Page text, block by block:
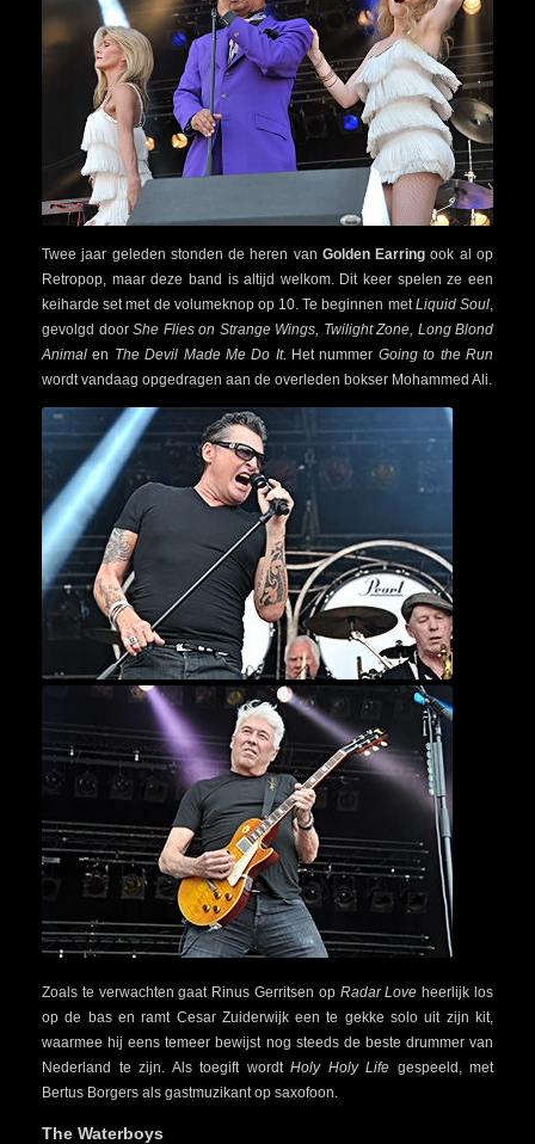
Twee jaar geleden stonden de heren van Golden Earring ook al op
Retropop, maar deze band is altijd welkom. Dit keer spelen ze een
keiharde set met de volumeknop op 10. Te beginnen metLiquid Soul,
gevolgd door She Flies on Strange Wings, Twilight Zone, Long Blond
Animalen The Devil Made Me Do It. Het nummer Going to the Run
wordt vandaag opgedragen aan de overleden bokser Mohammed Ali.
Zoals te verwachten gaat Rinus Gerritsen op Radar Love heerlijk los
op de bas en ramt Cesar Zuiderwijk een te gekke solo uit zijn kit,
waarmee hij eens temeer bewijst nog steeds de beste drummer van
Nederland te zijn. Als toegift wordt Holy Holy Life gespeeld, met
Bertus Borgers als gastmuzikant op saxofoon.
The Waterboys